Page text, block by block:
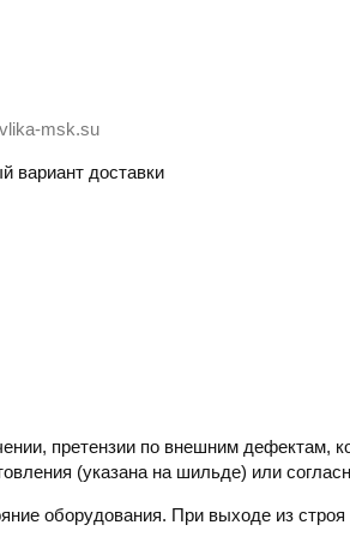
msk.su
вариант доставки
претензии по внешним дефектам,
(указана на шильде) или
оборудования. При выходе из